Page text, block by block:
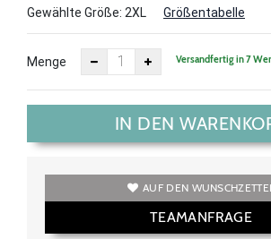
Gewählte Größe: 2XL Größentabelle
Menge Versandfertig in 7
IN DEN
AUF DEN WUNSCHZETTEL
TEAMANFRAGE